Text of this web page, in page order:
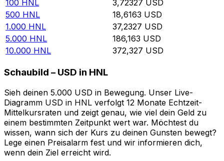
100 HNL 3,72327 USD
500 HNL 18,6163 USD
1.000 HNL 37,2327 USD
5.000 HNL 186,163 USD
10.000 HNL 372,327 USD
Schaubild – USD in HNL
Sieh deinen 5.000 USD in Bewegung. Unser Live-
Diagramm USD in HNL verfolgt 12 Monate Echtzeit-
Mittelkursraten und zeigt genau, wie viel dein Geld zu
einem bestimmten Zeitpunkt wert war. Möchtest du
wissen, wann sich der Kurs zu deinen Gunsten bewegt?
Lege einen Preisalarm fest und wir informieren dich,
wenn dein Ziel erreicht wird.